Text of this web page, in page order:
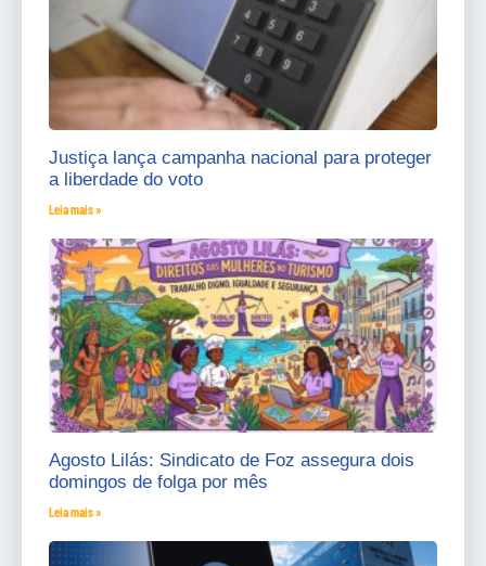
Justiça lança campanha nacional para proteger
a liberdade do voto
Leia mais »
Agosto Lilás: Sindicato de Foz assegura dois
domingos de folga por mês
Leia mais »